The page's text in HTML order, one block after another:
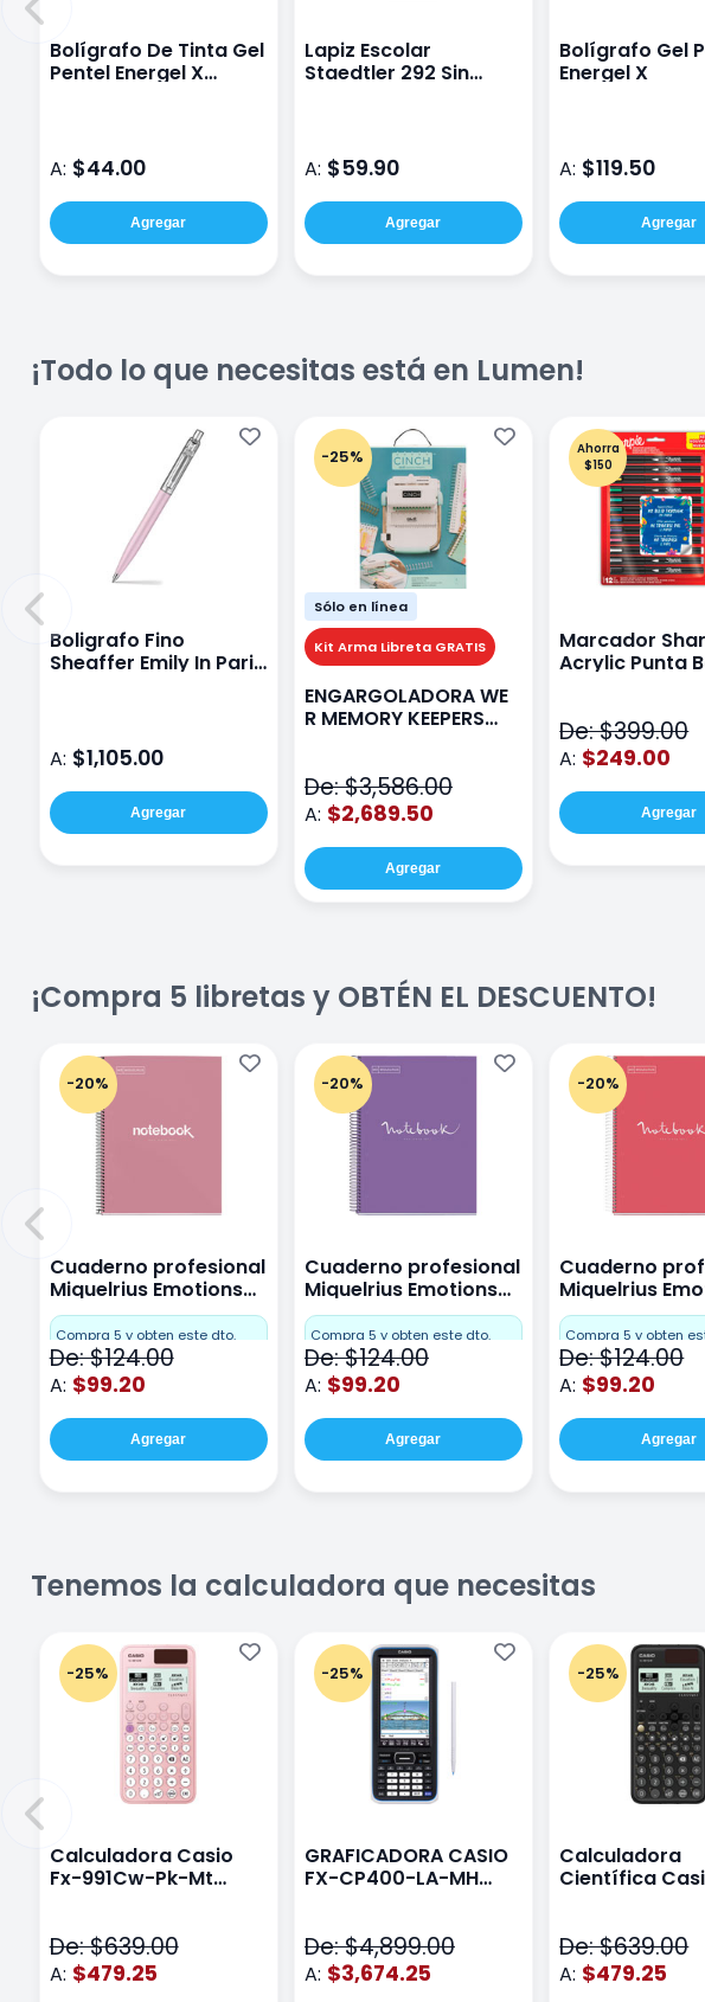
Bolígrafo De Tinta Gel
Pentel Energel X
A: $44.00
Agregar
Lapiz Escolar
Staedtler 292 Sin
A: $59.90
Agregar
Bolígrafo Gel
Energel X
A: $119.50
Agregar
¡Todo lo que necesitas está en Lumen!
Boligrafo Fino
Sheaffer Emily In Paris
A: $1,105.00
Agregar
-25%
Sólo en línea
Kit Arma Libreta GRATIS
ENGARGOLADORA WE
R MEMORY KEEPERS
De: $3,586.00
A: $2,689.50
Agregar
Ahorra
$150
Marcador
Acrylic Punta
De: $399.00
A: $249.00
Agregar
¡Compra 5 libretas y OBTÉN EL DESCUENTO!
-20%
Cuaderno profesional
Miquelrius Emotions
Cuadro Chico 80
hojas Rosa
Compra 5 y obten este dto.
De: $124.00
A: $99.20
Agregar
-20%
Cuaderno profesional
Miquelrius Emotions
raya 80 hojas Purpura
Compra 5 y obten este dto.
De: $124.00
A: $99.20
Agregar
-20%
Cuaderno
Miquelrius
raya 80 hojas
Compra 5 y obten
De: $124.00
A: $99.20
Agregar
Tenemos la calculadora que necesitas
-25%
Calculadora Casio
Fx-991Cw-Pk-Mt
De: $639.00
A: $479.25
-25%
GRAFICADORA CASIO
FX-CP400-LA-MH
De: $4,899.00
A: $3,674.25
-25%
Calculadora
Científica
De: $639.00
A: $479.25